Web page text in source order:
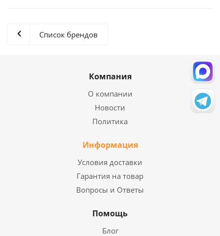
Список брендов
Компания
О компании
Новости
Политика
Информация
Условия доставки
Гарантия на товар
Вопросы и Ответы
Помощь
Блог